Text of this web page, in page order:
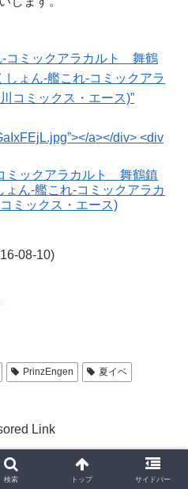
ミックアラカルト 舞鶴鎮
ん‐艦これ‐コミックアラカ
ミックス・エース)
08-10)
PrinzEngen
夏イベ
Link
アする
検索 トップ サイドバー